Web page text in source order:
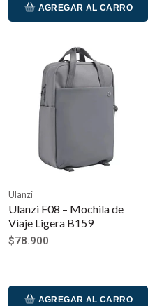
AGREGAR AL CARRO
Ulanzi
Ulanzi F08 – Mochila de
Viaje Ligera B159
$78.900
AGREGAR AL CARRO